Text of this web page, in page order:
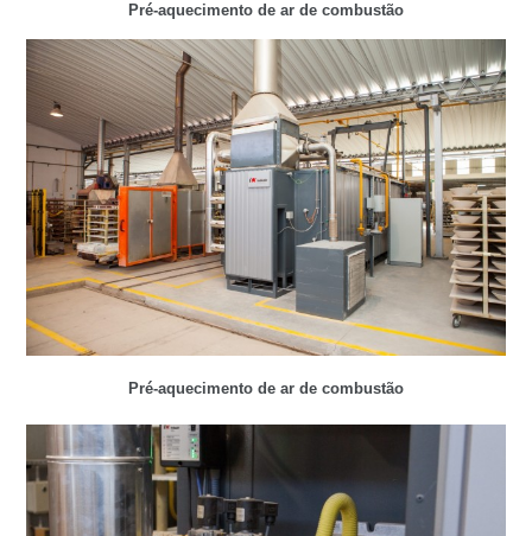
Pré-aquecimento de ar de combustão
Pré-aquecimento de ar de combustão